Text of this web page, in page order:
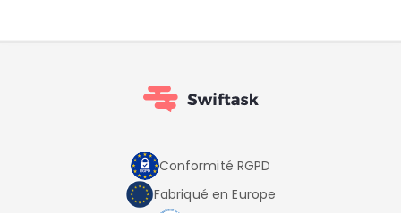
Conformité RGPD
Fabriqué en Europe